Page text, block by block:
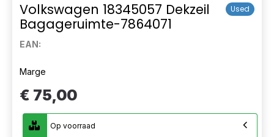
Volkswagen 18345057 Dekzeil
Bagageruimte-7864071
Used
EAN:
Marge
€ 75,00
Op voorraad